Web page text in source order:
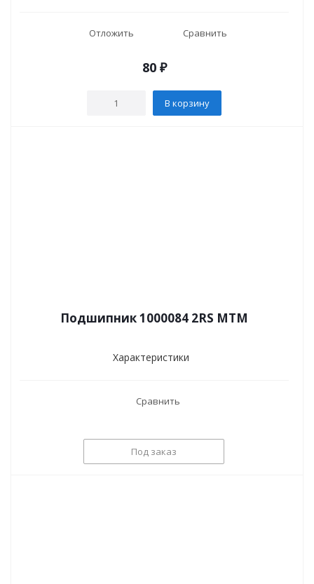
Отложить Сравнить
80 ₽
В корзину
Подшипник 1000084 2RS MTM
Характеристики
Сравнить
Под заказ